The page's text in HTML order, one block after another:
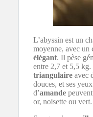
L’abyssin est un
moyenne, avec un
élégant. Il pèse
entre 2,7 et 5,5 kg.
triangulaire avec
douces, et ses
d’amande
or, noisette ou vert.